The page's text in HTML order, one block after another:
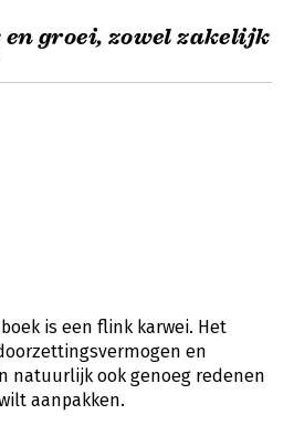
groei, zowel zakelijk
is een flink karwei. Het
en
natuurlijk ook genoeg redenen
aanpakken.